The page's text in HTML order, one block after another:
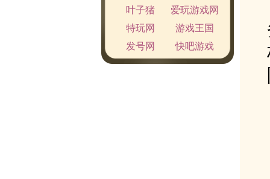
叶子猪
爱玩游戏网
特玩网
游戏王国
发号网
快吧游戏